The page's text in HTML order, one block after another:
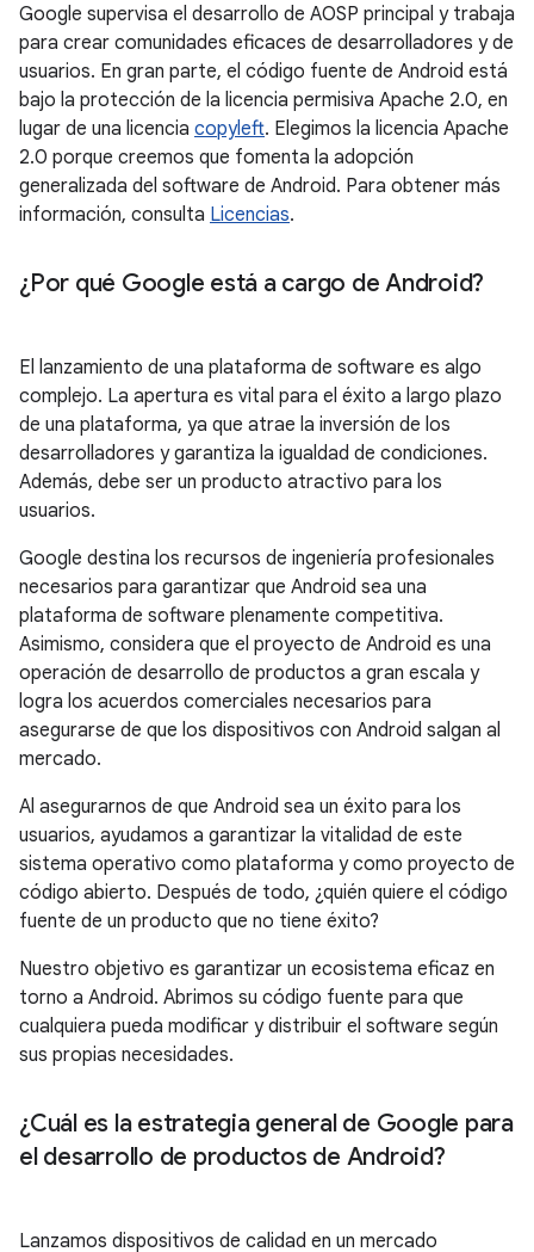
Google supervisa el desarrollo de AOSP principal y trabaja
para crear comunidades eficaces de desarrolladores y de
usuarios. En gran parte, el código fuente de Android está
bajo la protección de la licencia permisiva Apache 2.0, en
lugar de una licencia copyleft. Elegimos la licencia Apache
2.0 porque creemos que fomenta la adopción
generalizada del software de Android. Para obtener más
información, consulta Licencias.
¿Por qué Google está a cargo de Android?
El lanzamiento de una plataforma de software es algo
complejo. La apertura es vital para el éxito a largo plazo
de una plataforma, ya que atrae la inversión de los
desarrolladores y garantiza la igualdad de condiciones.
Además, debe ser un producto atractivo para los
usuarios.
Google destina los recursos de ingeniería profesionales
necesarios para garantizar que Android sea una
plataforma de software plenamente competitiva.
Asimismo, considera que el proyecto de Android es una
operación de desarrollo de productos a gran escala y
logra los acuerdos comerciales necesarios para
asegurarse de que los dispositivos con Android salgan al
mercado.
Al asegurarnos de que Android sea un éxito para los
usuarios, ayudamos a garantizar la vitalidad de este
sistema operativo como plataforma y como proyecto de
código abierto. Después de todo, ¿quién quiere el código
fuente de un producto que no tiene éxito?
Nuestro objetivo es garantizar un ecosistema eficaz en
torno a Android. Abrimos su código fuente para que
cualquiera pueda modificar y distribuir el software según
sus propias necesidades.
¿Cuál es la estrategia general de Google para
el desarrollo de productos de Android?
Lanzamos dispositivos de calidad en un mercado